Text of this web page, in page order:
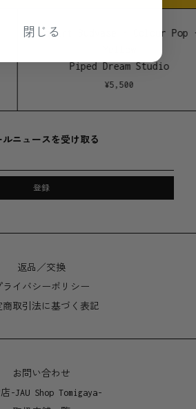
ることでしょう。
レットベース。スピンメタル。粉
。Cindy-Lee Davies 2019デザイ
ミニウム
Squirt Budvase - Colour Pop -
Piped Dream Studio
¥5,500
ルニュースを受け取る
登録
返品／交換
ライバシーポリシー
商取引法に基づく表記
お問い合わせ
-JAU Shop Tomigaya-
閉じる